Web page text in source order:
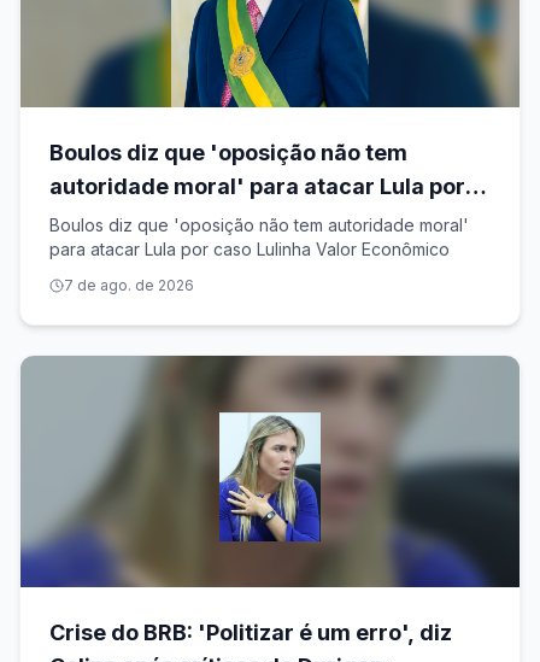
Boulos diz que 'oposição não tem
autoridade moral' para atacar Lula por
caso Lulinha
Boulos diz que 'oposição não tem autoridade moral'
para atacar Lula por caso Lulinha Valor Econômico
7 de ago. de 2026
Crise do BRB: 'Politizar é um erro', diz